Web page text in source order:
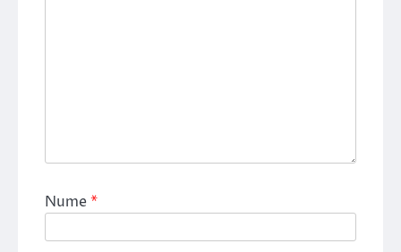
Nume*